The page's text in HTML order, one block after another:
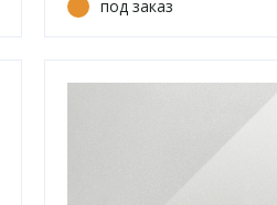
под заказ